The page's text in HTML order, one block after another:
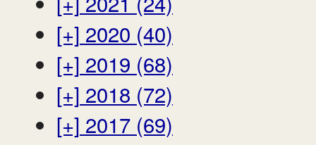
[+] 2020 (40)
[+] 2019 (68)
[+] 2018 (72)
[+] 2017 (69)